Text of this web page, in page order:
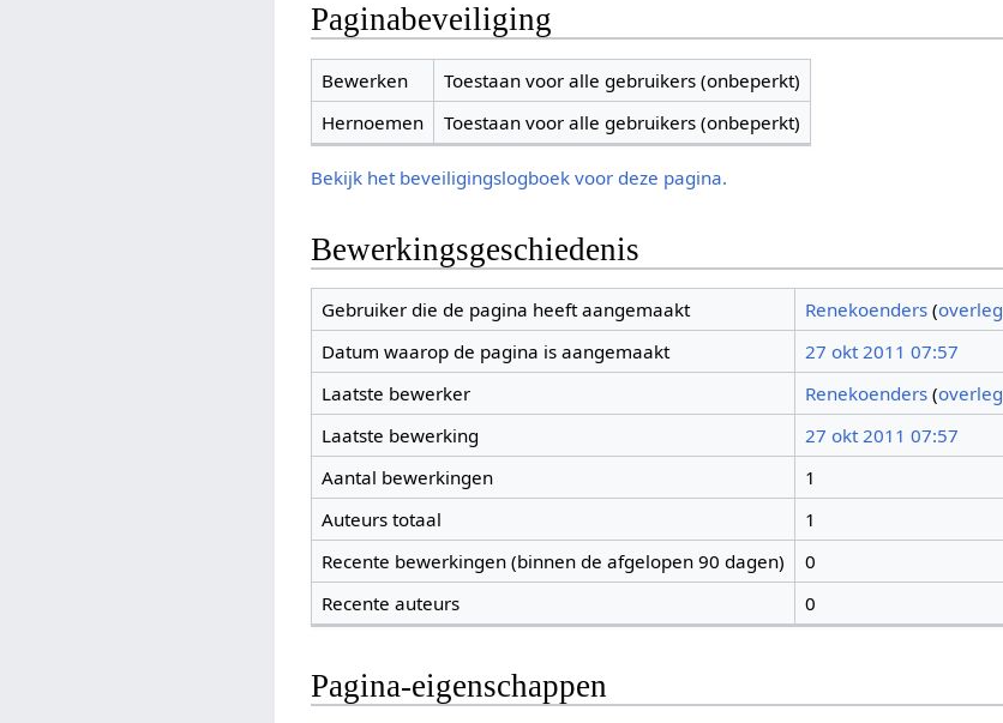
Paginabeveiliging
Bewerken
Toestaan voor alle gebruikers (onbeperkt)
Hernoemen
Toestaan voor alle gebruikers (onbeperkt)
Bekijk het beveiligingslogboek voor deze pagina.
Bewerkingsgeschiedenis
Gebruiker die de pagina heeft aangemaakt Renekoenders (overleg
Datum waarop de pagina is aangemaakt
27 okt 2011 07:57
Laatste bewerker
Renekoenders (overleg
Laatste bewerking
27 okt 2011 07:57
Aantal bewerkingen
1
Auteurs totaal
1
Recente bewerkingen (binnen de afgelopen 90 dagen)
0
Recente auteurs
0
Pagina-eigenschappen